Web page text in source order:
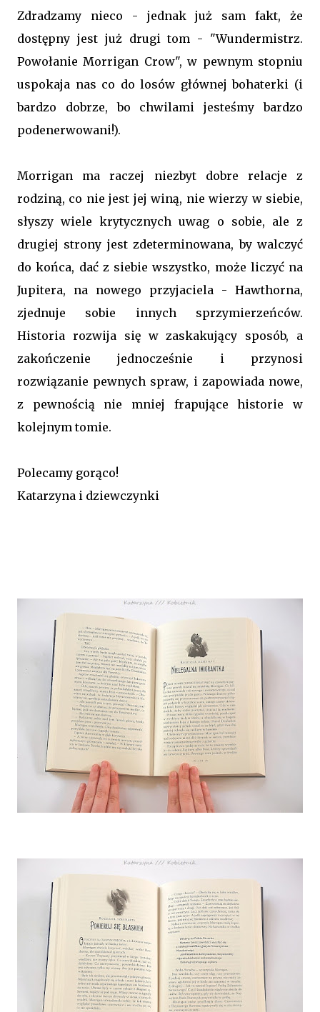
Zdradzamy nieco - jednak już sam fakt, że
dostępny jest już drugi tom - "Wundermistrz.
Powołanie Morrigan Crow", w pewnym stopniu
uspokaja nas co do losów głównej bohaterki (i
bardzo dobrze, bo chwilami jesteśmy bardzo
podenerwowani!).
Morrigan ma raczej niezbyt dobre relacje z
rodziną, co nie jest jej winą, nie wierzy w siebie,
słyszy wiele krytycznych uwag o sobie, ale z
drugiej strony jest zdeterminowana, by walczyć
do końca, dać z siebie wszystko, może liczyć na
Jupitera, na nowego przyjaciela - Hawthorna,
zjednuje sobie innych sprzymierzeńców.
Historia rozwija się w zaskakujący sposób, a
zakończenie jednocześnie i przynosi
rozwiązanie pewnych spraw, i zapowiada nowe,
z pewnością nie mniej frapujące historie w
kolejnym tomie.
Polecamy gorąco!
Katarzyna i dziewczynki